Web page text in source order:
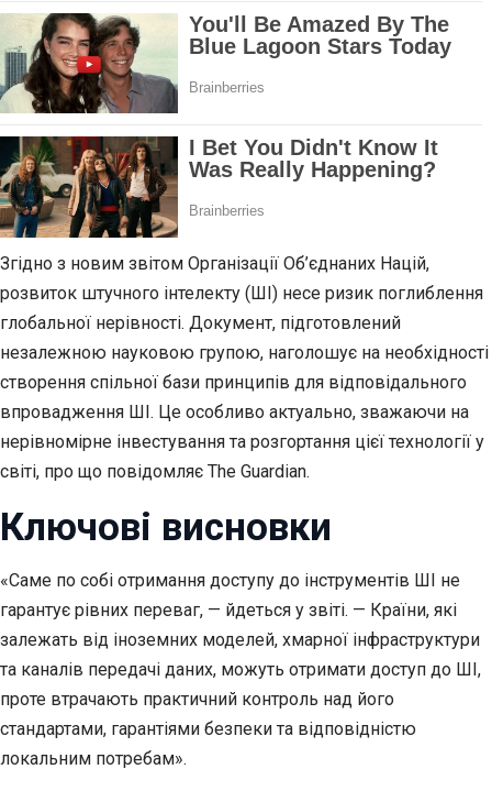
Згідно з новим звітом Організації Об’єднаних Націй,
розвиток штучного інтелекту (ШІ) несе ризик поглиблення
глобальної нерівності. Документ, підготовлений
незалежною науковою групою, наголошує на необхідності
створення спільної бази принципів для відповідального
впровадження ШІ. Це особливо актуально, зважаючи на
нерівномірне інвестування та розгортання цієї технології у
світі, про що повідомляє The Guardian.
Ключові висновки
«Саме по собі отримання доступу до інструментів ШІ не
гарантує рівних переваг, — йдеться у звіті. — Країни, які
залежать від іноземних моделей, хмарної інфраструктури
та каналів передачі даних, можуть отримати доступ до ШІ,
проте втрачають практичний контроль над його
стандартами, гарантіями безпеки та відповідністю
локальним потребам».